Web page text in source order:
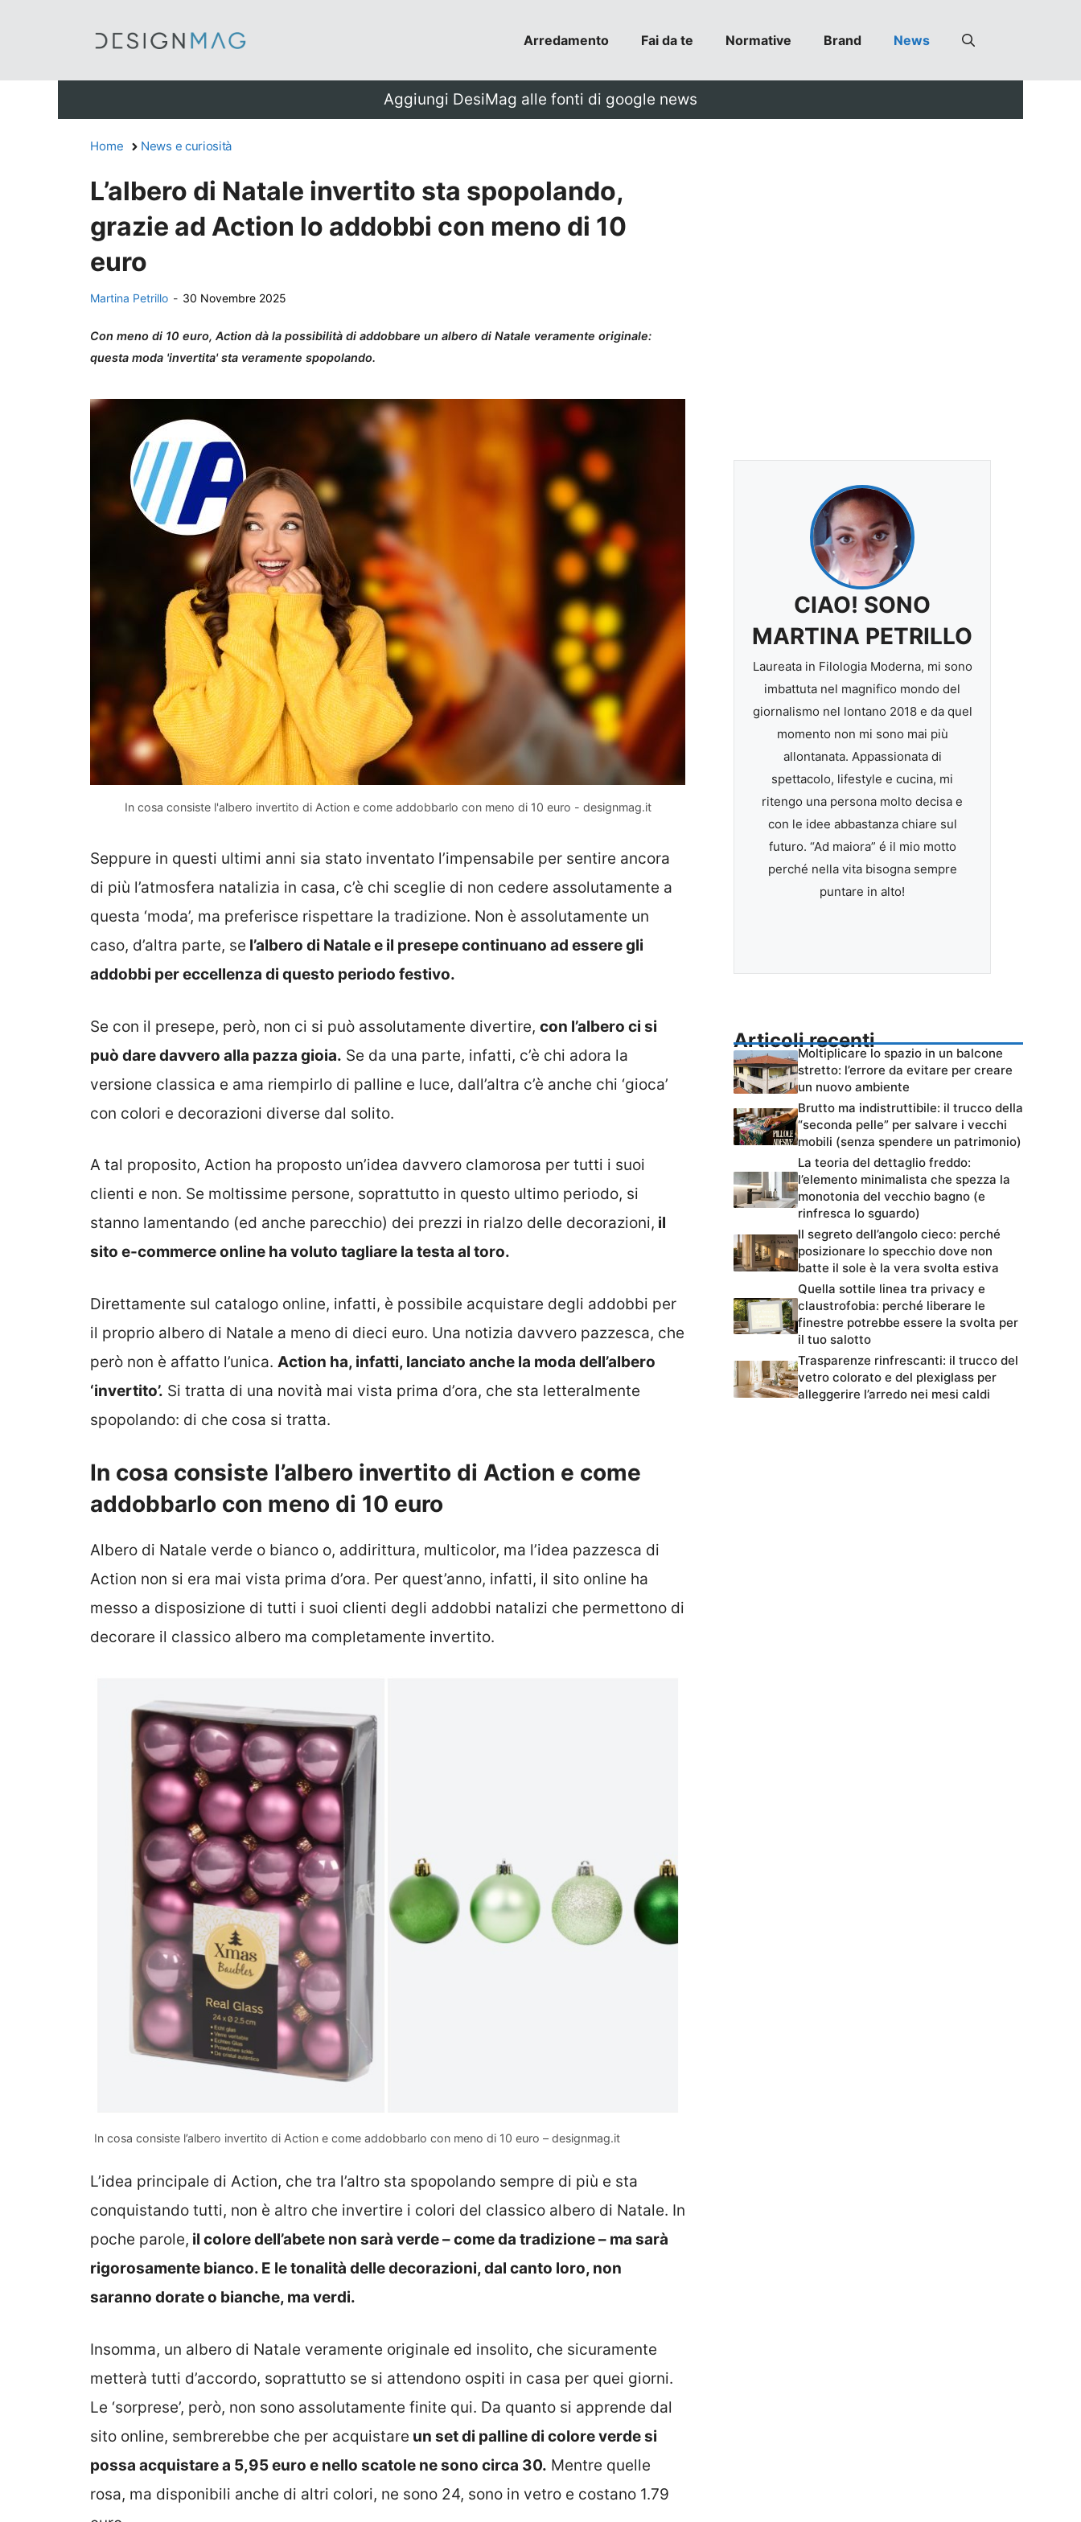
Arredamento Fai da te Normative Brand News
Aggiungi DesiMag alle fonti di google news
Home News e curiosità
L’albero di Natale invertito sta spopolando,
grazie ad Action lo addobbi con meno di 10
euro
Martina Petrillo - 30 Novembre 2025
Con meno di 10 euro, Action dà la possibilità di addobbare un albero di Natale veramente originale:
questa moda 'invertita' sta veramente spopolando.
In cosa consiste l'albero invertito di Action e come addobbarlo con meno di 10 euro - designmag.it
Seppure in questi ultimi anni sia stato inventato l’impensabile per sentire ancora
di più l’atmosfera natalizia in casa, c’è chi sceglie di non cedere assolutamente a
questa ‘moda’, ma preferisce rispettare la tradizione. Non è assolutamente un
caso, d’altra parte, se l’albero di Natale e il presepe continuano ad essere gli
addobbi per eccellenza di questo periodo festivo.
Se con il presepe, però, non ci si può assolutamente divertire, con l’albero ci si
può dare davvero alla pazza gioia. Se da una parte, infatti, c’è chi adora la
versione classica e ama riempirlo di palline e luce, dall’altra c’è anche chi ‘gioca’
con colori e decorazioni diverse dal solito.
A tal proposito, Action ha proposto un’idea davvero clamorosa per tutti i suoi
clienti e non. Se moltissime persone, soprattutto in questo ultimo periodo, si
stanno lamentando (ed anche parecchio) dei prezzi in rialzo delle decorazioni, il
sito e-commerce online ha voluto tagliare la testa al toro.
Direttamente sul catalogo online, infatti, è possibile acquistare degli addobbi per
il proprio albero di Natale a meno di dieci euro. Una notizia davvero pazzesca, che
però non è affatto l’unica. Action ha, infatti, lanciato anche la moda dell’albero
‘invertito’. Si tratta di una novità mai vista prima d’ora, che sta letteralmente
spopolando: di che cosa si tratta.
In cosa consiste l’albero invertito di Action e come
addobbarlo con meno di 10 euro
Albero di Natale verde o bianco o, addirittura, multicolor, ma l’idea pazzesca di
Action non si era mai vista prima d’ora. Per quest’anno, infatti, il sito online ha
messo a disposizione di tutti i suoi clienti degli addobbi natalizi che permettono di
decorare il classico albero ma completamente invertito.
In cosa consiste l’albero invertito di Action e come addobbarlo con meno di 10 euro – designmag.it
L’idea principale di Action, che tra l’altro sta spopolando sempre di più e sta
conquistando tutti, non è altro che invertire i colori del classico albero di Natale. In
poche parole, il colore dell’abete non sarà verde – come da tradizione – ma sarà
rigorosamente bianco. E le tonalità delle decorazioni, dal canto loro, non
saranno dorate o bianche, ma verdi.
Insomma, un albero di Natale veramente originale ed insolito, che sicuramente
metterà tutti d’accordo, soprattutto se si attendono ospiti in casa per quei giorni.
Le ‘sorprese’, però, non sono assolutamente finite qui. Da quanto si apprende dal
sito online, sembrerebbe che per acquistare un set di palline di colore verde si
possa acquistare a 5,95 euro e nello scatole ne sono circa 30. Mentre quelle
rosa, ma disponibili anche di altri colori, ne sono 24, sono in vetro e costano 1.79
CIAO! SONO
MARTINA PETRILLO
Laureata in Filologia Moderna, mi sono
imbattuta nel magnifico mondo del
giornalismo nel lontano 2018 e da quel
momento non mi sono mai più
allontanata. Appassionata di
spettacolo, lifestyle e cucina, mi
ritengo una persona molto decisa e
con le idee abbastanza chiare sul
futuro. “Ad maiora” é il mio motto
perché nella vita bisogna sempre
puntare in alto!
Articoli recenti
Moltiplicare lo spazio in un balcone
stretto: l’errore da evitare per creare
un nuovo ambiente
Brutto ma indistruttibile: il trucco della
“seconda pelle” per salvare i vecchi
mobili (senza spendere un patrimonio)
La teoria del dettaglio freddo:
l’elemento minimalista che spezza la
monotonia del vecchio bagno (e
rinfresca lo sguardo)
Il segreto dell’angolo cieco: perché
posizionare lo specchio dove non
batte il sole è la vera svolta estiva
Quella sottile linea tra privacy e
claustrofobia: perché liberare le
finestre potrebbe essere la svolta per
il tuo salotto
Trasparenze rinfrescanti: il trucco del
vetro colorato e del plexiglass per
alleggerire l’arredo nei mesi caldi